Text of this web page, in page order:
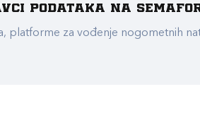
podataka na
platforme za vođenje nogometnih